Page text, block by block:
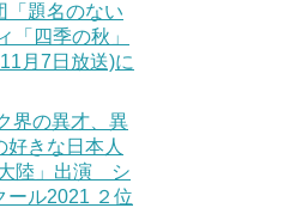
「題名のない
「四季の秋」
月7日放送)に
界の異才、異
きな日本人
陸」出演 シ
ール2021 ２位